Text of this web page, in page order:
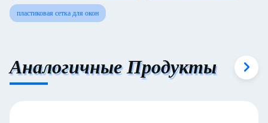
пластиковая сетка для окон
Аналогичные Продукты